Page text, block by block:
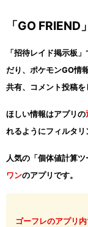
「GO
「招待レイド掲示板
だり、ポケモンGO情
共有、コメント投稿を
ほしい情報はアプリの
れるようにフィルタリ
人気の「個体値計算
ワンのアプリです。
ゴーフレのアプリ